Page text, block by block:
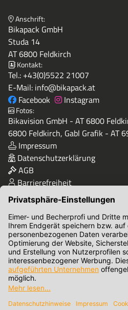
Anschrift:
Bikapack GmbH
Studa 14
AT 6800 Feldkirch
Kontakt:
Tel.: +43(0)5522 21007
E-Mail: info@bikapack.at
Facebook
Instagram
Fotos:
Bikavision GmbH - AT 6800
6800 Feldkirch, Gabl Grafik - AT
Impressum
Datenschutzerklärung
AGB
Barrierefreiheit
Qualität & Sicherheit
Zahlungsmethoden